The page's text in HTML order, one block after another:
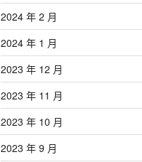
2024 年 2 月
2024 年 1 月
2023 年 12 月
2023 年 11 月
2023 年 10 月
2023 年 9 月